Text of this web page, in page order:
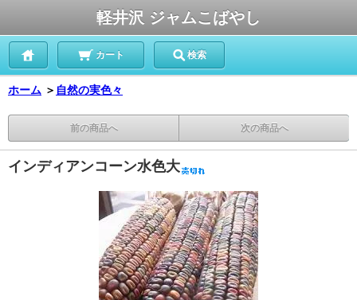
軽井沢 ジャムこばやし
カート 検索
ホーム ＞ 自然の実色々
前の商品へ 次の商品へ
インディアンコーン水色大